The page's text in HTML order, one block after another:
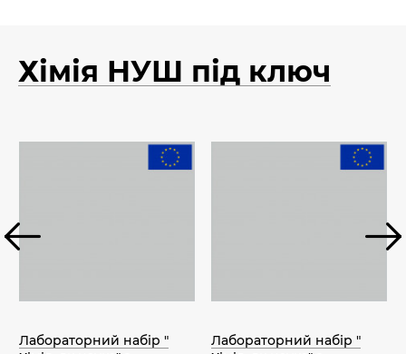
Хімія НУШ під ключ
Лабораторний набір "
Лабораторний набір "